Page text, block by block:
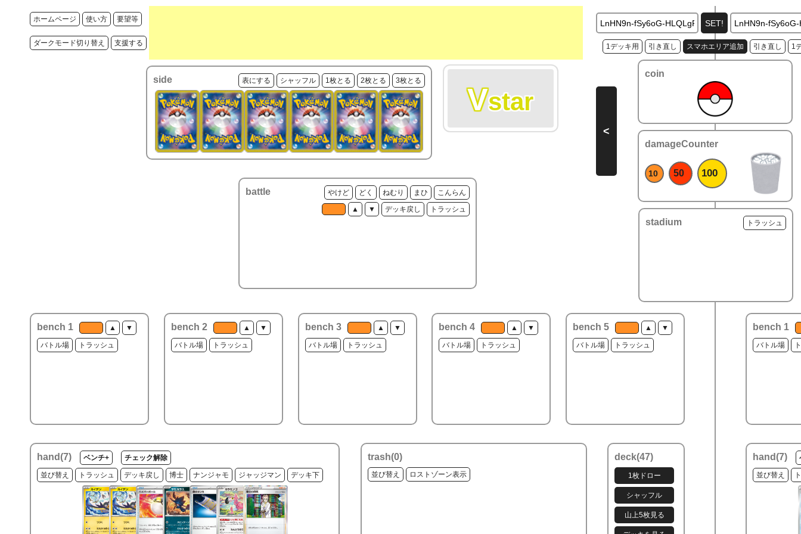
ホームページ 使い方 要望等
ダークモード切り替え 支援する
side 表にする シャッフル 1枚とる 2枚とる 3枚とる
Vstar
battle やけど どく ねむり まひ
こんらん
▲
▼ デッキ戻し トラッシュ
bench 1 ▲ ▼
バトル場 トラッシュ
bench 2 ▲ ▼
バトル場 トラッシュ
bench 3 ▲ ▼
バトル場 トラッシュ
bench 4 ▲ ▼
バトル場 トラッシュ
bench 5 ▲ ▼
バトル場 トラッシュ
hand(7) ベンチ+ チェック解除
並び替え トラッシュ デッキ戻し 博士 ナンジャモ ジャッジマン デッキ下
trash(0)
並び替え ロストゾーン表示
deck(47)
stadium トラッシュ
bench 1
バトル場
hand(7)
並び替え
1デッキ用 引き直し スマホエリア追加 引き直し 1
coin
damageCounter
10 50 100
<